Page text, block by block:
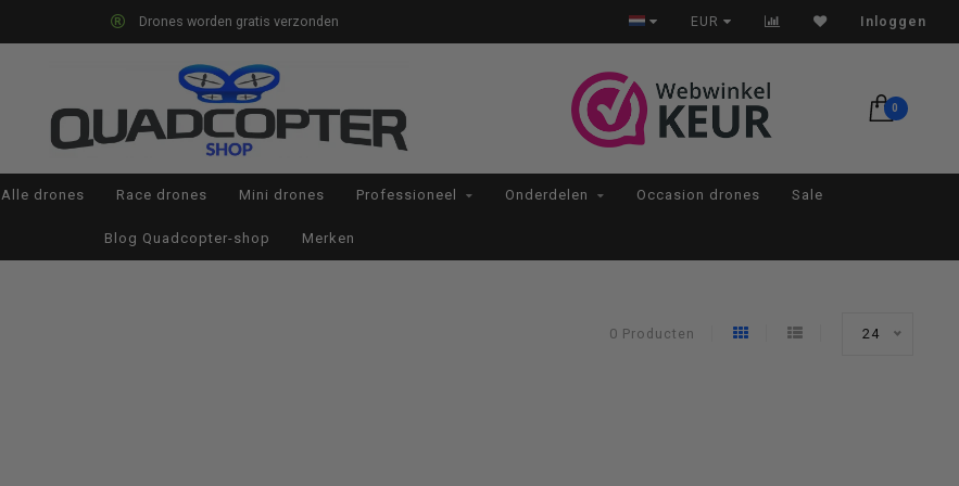
Drones worden gratis verzonden Op werkdagen voor 22:00 besteld, morgen in huis*
EUR Inloggen
0
Alle drones Race drones Mini drones Professioneel Onderdelen Occasion drones Sale
Blog Quadcopter-shop Merken
0 Producten 24